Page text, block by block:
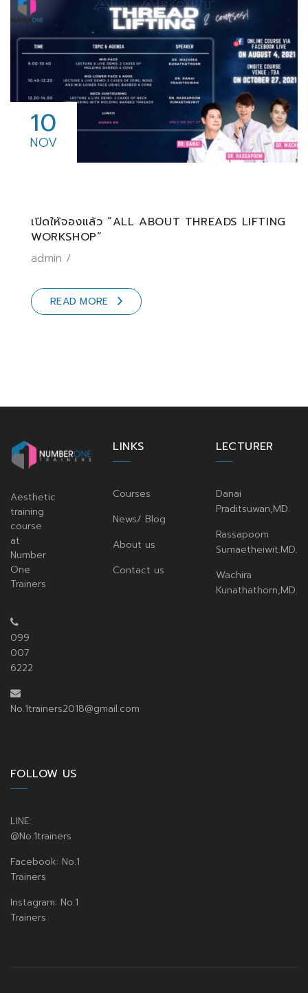
10
NOV
เปิดให้จองแล้ว “ALL ABOUT THREADS LIFTING
WORKSHOP”
admin
READ MORE
Aesthetic
training
course
at
Number
One
Trainers
099
007
6222
No.1trainers2018@gmail.com
LINKS
Courses
News/ Blog
About us
Contact us
LECTURER
Danai
Praditsuwan,MD.
Rassapoom
Sumaetheiwit.MD.
Wachira
Kunathathorn,MD.
FOLLOW US
LINE:
@No.1trainers
Facebook: No.1
Trainers
Instagram: No.1
Trainers